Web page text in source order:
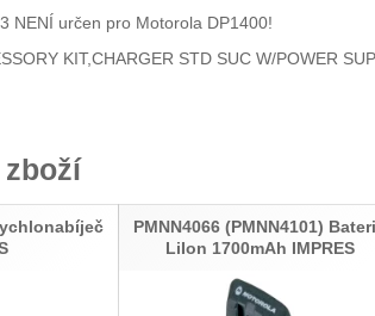
NENÍ určen pro Motorola DP1400!
KIT,CHARGER STD SUC W/POWER
PMNN4066 (PMNN4101)
LiIon 1700mAh IMPRES